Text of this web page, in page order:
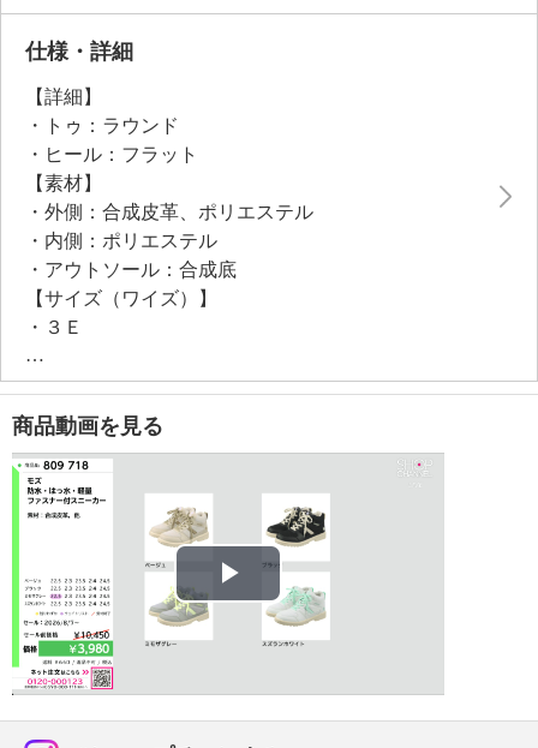
の柔らかな中綿が、足首までやさしく包み込みます。
高反発メッシュのインソールは取り外しが可能。軽量
め込んだアウトソールで滑りにくさにも配慮。
●普段と同じサイズをおすすめ
仕様・詳細
【詳細】
・トゥ：ラウンド
・ヒール：フラット
【素材】
・外側：合成皮革、ポリエステル
・内側：ポリエステル
・アウトソール：合成底
【サイズ（ワイズ）】
・３Ｅ
【サイズ（その他）】
・ヒールの高さ：約３ｃｍ
・前底厚み：約１．５ｃｍ
・前側着地点厚み：約１．５ｃｍ
・高低差：約１．５ｃｍ
【重さ】
・片足約２１０ｇ（サイズにより多少の差異あり）
【メンテナンス】
・摩擦による色落ち、色移り注意
【原産国（地）】
・中国製
商品動画を見る
Play
Video